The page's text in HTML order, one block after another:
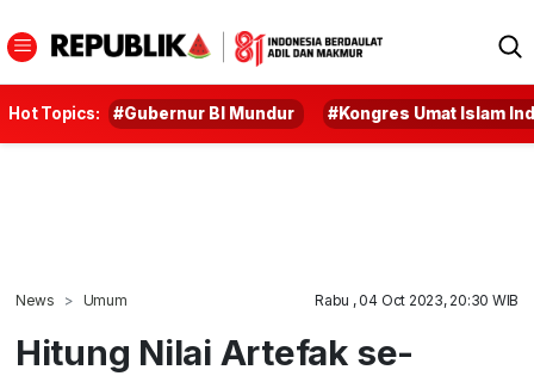
Hot Topics: #Gubernur BI Mundur #Kongres Umat Islam
News Umum Rabu , 04 Oct 2023, 20:30 WIB
Hitung Nilai Artefak se-